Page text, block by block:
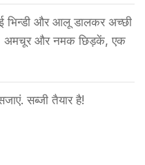
भिन्डी और आलू डालकर अच्छी
अमचूर और नमक छिड़कें, एक
सब्जी तैयार है!